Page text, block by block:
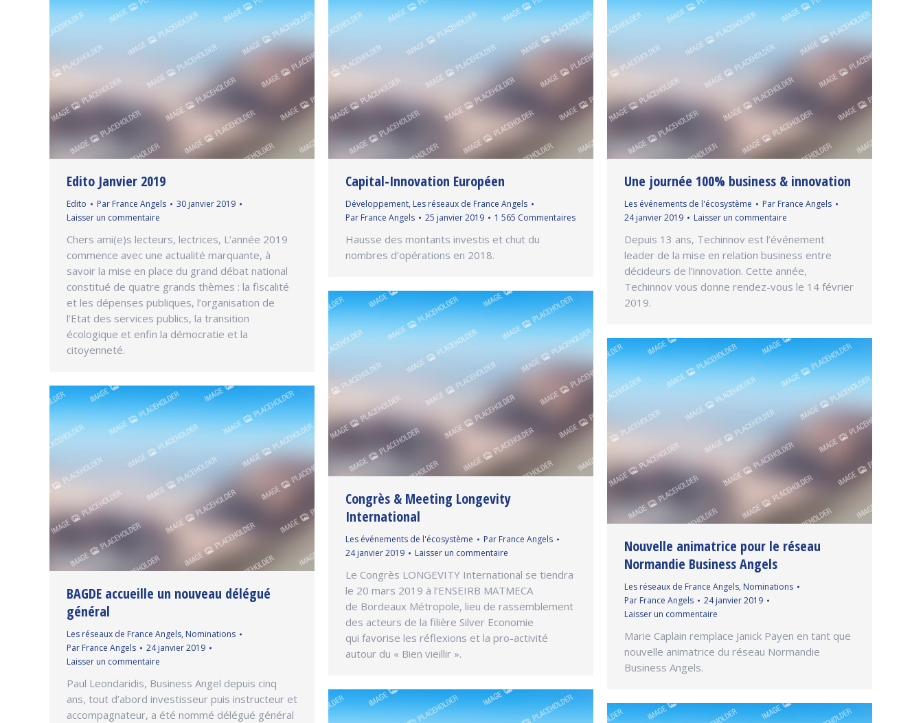
Edito Janvier 2019
Edito Par France Angels
30 janvier 2019
Laisser un commentaire
Chers ami(e)s lecteurs, lectrices, L’année 2019
commence avec une actualité marquante, à
savoir la mise en place du grand débat national
constitué de quatre grands thèmes : la fiscalité
et les dépenses publiques, l’organisation de
l’Etat des services publics, la transition
écologique et enfin la démocratie et la
citoyenneté.
Capital-Innovation Européen
Développement, Les réseaux de France Angels
Par France Angels 25 janvier 2019 1 565 Commentaires
Hausse des montants investis et chut du
nombres d’opérations en 2018.
Une journée 100% business & innovation
Les événements de l'écosystème Par France Angels
24 janvier 2019
Laisser un commentaire
Depuis 13 ans, Techinnov est l’événement
leader de la mise en relation business entre
décideurs de l’innovation. Cette année,
Techinnov vous donne rendez-vous le 14 février
2019.
Congrès & Meeting Longevity
International
Les événements de l'écosystème Par France Angels
24 janvier 2019
Laisser un commentaire
Le Congrès LONGEVITY International se tiendra
le 20 mars 2019 à l’ENSEIRB MATMECA
de Bordeaux Métropole, lieu de rassemblement
des acteurs de la filière Silver Economie
qui favorise les réflexions et la pro-activité
autour du « Bien vieillir ».
Nouvelle animatrice pour le réseau
Normandie Business Angels
Les réseaux de France Angels, Nominations
Par France Angels
24 janvier 2019
Laisser un commentaire
Marie Caplain remplace Janick Payen en tant que
nouvelle animatrice du réseau Normandie
Business Angels.
BAGDE accueille un nouveau délégué
général
Les réseaux de France Angels, Nominations
Par France Angels
24 janvier 2019
Laisser un commentaire
Paul Leondaridis, Business Angel depuis cinq
ans, tout d’abord investisseur puis instructeur et
accompagnateur, a été nommé délégué général